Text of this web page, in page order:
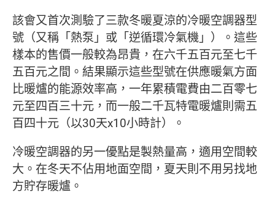
該會又首次測驗了三款冬暖夏涼的冷暖空調器型
號（又稱「熱泵」或「逆循環冷氣機」）。這些
樣本的售價一般較為昂貴，在六千五百元至七千
五百元之間。結果顯示這些型號在供應暖氣方面
比暖爐的能源效率高，一年累積電費由二百零七
元至四百三十元，而一般二千瓦特電暖爐則需五
百四十元（以30天x10小時計）。
冷暖空調器的另一優點是製熱量高，適用空間較
大。在冬天不佔用地面空間，夏天則不用另找地
方貯存暖爐。